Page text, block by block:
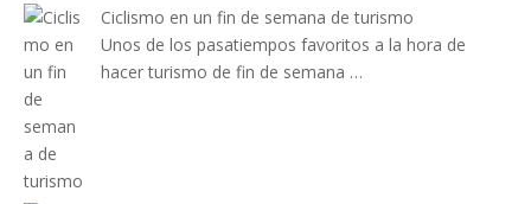
Ciclismo en un fin de semana de turismo
Unos de los pasatiempos favoritos a la hora de
hacer turismo de fin de semana …